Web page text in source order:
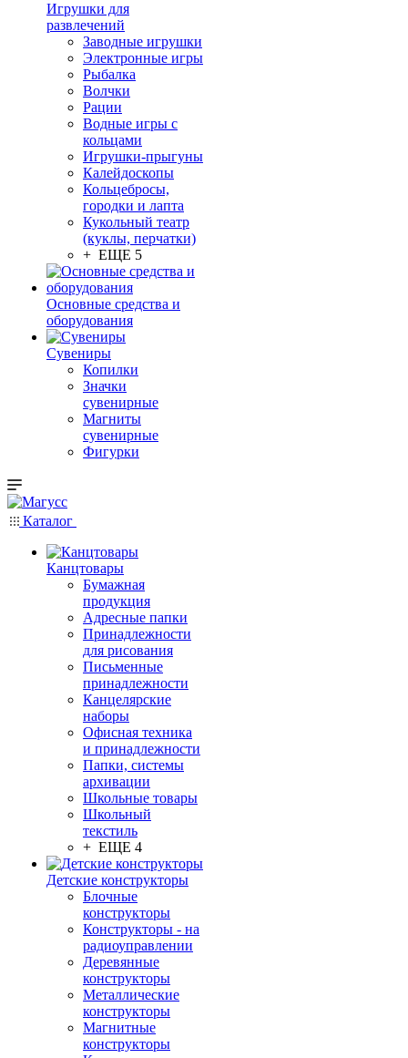
Игрушки для
развлечений
Заводные игрушки
Электронные игры
Рыбалка
Волчки
Рации
Водные игры с
кольцами
Игрушки-прыгуны
Калейдоскопы
Кольцебросы,
городки и лапта
Кукольный театр
(куклы, перчатки)
+ ЕЩЕ 5
Основные средства и
оборудования
Сувениры
Копилки
Значки
сувенирные
Магниты
сувенирные
Фигурки
Каталог
Канцтовары
Бумажная
продукция
Адресные папки
Принадлежности
для рисования
Письменные
принадлежности
Канцелярские
наборы
Офисная техника
и принадлежности
Папки, системы
архивации
Школьные товары
Школьный
текстиль
+ ЕЩЕ 4
Детские конструкторы
Блочные
конструкторы
Конструкторы - на
радиоуправлении
Деревянные
конструкторы
Металлические
конструкторы
Магнитные
конструкторы